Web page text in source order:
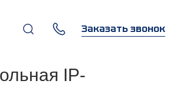
д. 6, стр. 1,
Заказать звонок
IP-